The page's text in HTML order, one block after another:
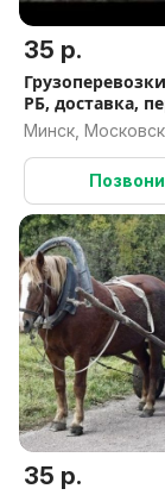
35 р.
РБ, доставка,
мотохники,
паркинги,
Минск,
35 р.